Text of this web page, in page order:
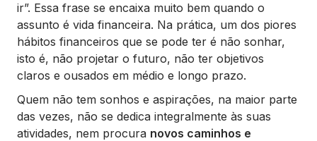
ir”. Essa frase se encaixa muito bem quando o
assunto é vida financeira. Na prática, um dos piores
hábitos financeiros que se pode ter é não sonhar,
isto é, não projetar o futuro, não ter objetivos
claros e ousados em médio e longo prazo.
Quem não tem sonhos e aspirações, na maior parte
das vezes, não se dedica integralmente às suas
atividades, nem procura novos caminhos e